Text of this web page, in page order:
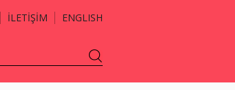
İLETİŞİM ENGLISH